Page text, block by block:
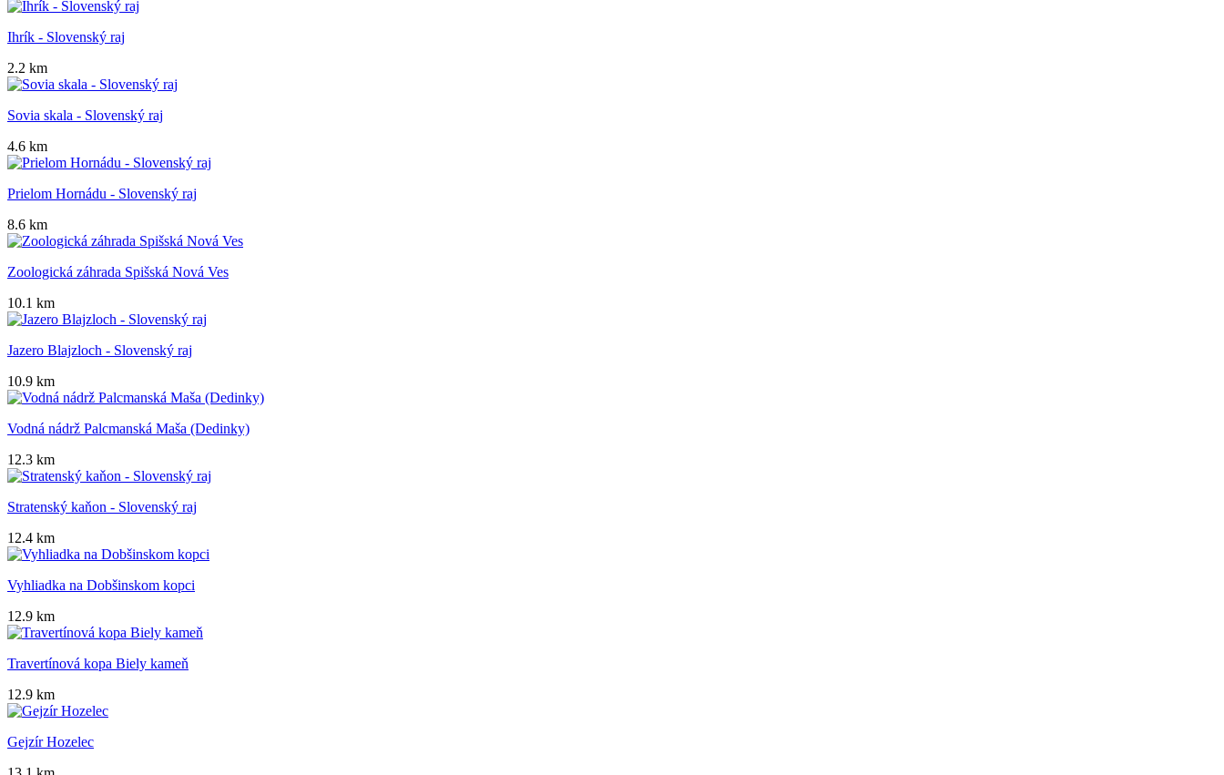
Ihrík - Slovenský raj
2.2 km
Sovia skala - Slovenský raj
4.6 km
Prielom Hornádu - Slovenský raj
8.6 km
Zoologická záhrada Spišská Nová Ves
10.1 km
Jazero Blajzloch - Slovenský raj
10.9 km
Vodná nádrž Palcmanská Maša (Dedinky)
12.3 km
Stratenský kaňon - Slovenský raj
12.4 km
Vyhliadka na Dobšinskom kopci
12.9 km
Travertínová kopa Biely kameň
12.9 km
Gejzír Hozelec